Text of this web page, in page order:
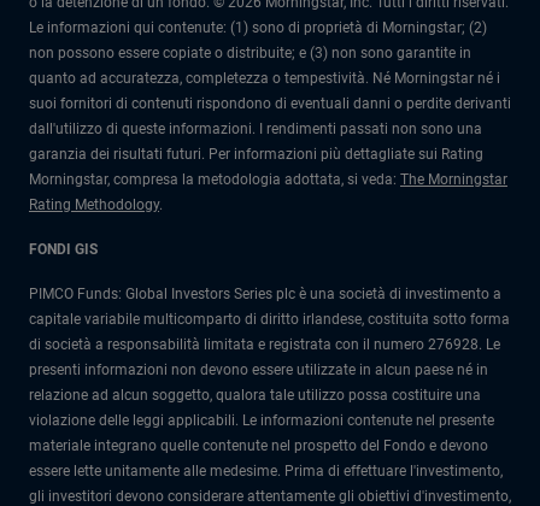
Le informazioni qui contenute: (1) sono di proprietà di Morningstar; (2)
non possono essere copiate o distribuite; e (3) non sono garantite in
quanto ad accuratezza, completezza o tempestività. Né Morningstar né i
suoi fornitori di contenuti rispondono di eventuali danni o perdite derivanti
dall'utilizzo di queste informazioni. I rendimenti passati non sono una
garanzia dei risultati futuri. Per informazioni più dettagliate sui Rating
Morningstar, compresa la metodologia adottata, si veda: The Morningstar
Rating Methodology.
FONDI GIS
PIMCO Funds: Global Investors Series plc è una società di investimento a
capitale variabile multicomparto di diritto irlandese, costituita sotto forma
di società a responsabilità limitata e registrata con il numero 276928. Le
presenti informazioni non devono essere utilizzate in alcun paese né in
relazione ad alcun soggetto, qualora tale utilizzo possa costituire una
violazione delle leggi applicabili. Le informazioni contenute nel presente
materiale integrano quelle contenute nel prospetto del Fondo e devono
essere lette unitamente alle medesime. Prima di effettuare l'investimento,
gli investitori devono considerare attentamente gli obiettivi d'investimento,